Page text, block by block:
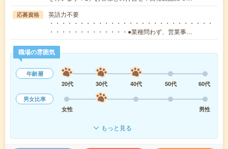
応募資格
英語力不要
・・・・・・・・・・・・・・・・・・・・・・・・・・・
・・・・・・・・・・・・・●業種問わず、営業事…
職場の雰囲気
年齢層
20代
30代 40代 50代
60代
男女比率
女性
男性
もっと見る